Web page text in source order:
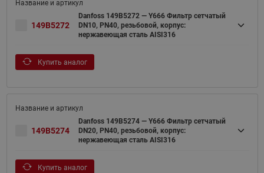
149B5272
Danfoss 149B5272 — Y666 Фильтр сетчатый
DN10, PN40, резьбовой, корпус:
нержавеющая сталь AISI316
Купить аналог
149B5274
Danfoss 149B5274 — Y666 Фильтр сетчатый
DN20, PN40, резьбовой, корпус:
нержавеющая сталь AISI316
Купить аналог